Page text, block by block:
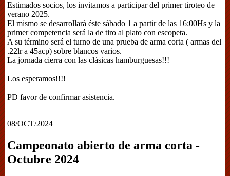
Estimados socios, los invitamos a participar del primer tiroteo de
verano 2025.
El mismo se desarrollará éste sábado 1 a partir de las 16:00Hs y la
primer competencia será la de tiro al plato con escopeta.
A su término será el turno de una prueba de arma corta ( armas del
.22lr a 45acp) sobre blancos varios.
La jornada cierra con las clásicas hamburguesas!!!
Los esperamos!!!!
PD favor de confirmar asistencia.
08/OCT/2024
Campeonato abierto de arma corta -
Octubre 2024